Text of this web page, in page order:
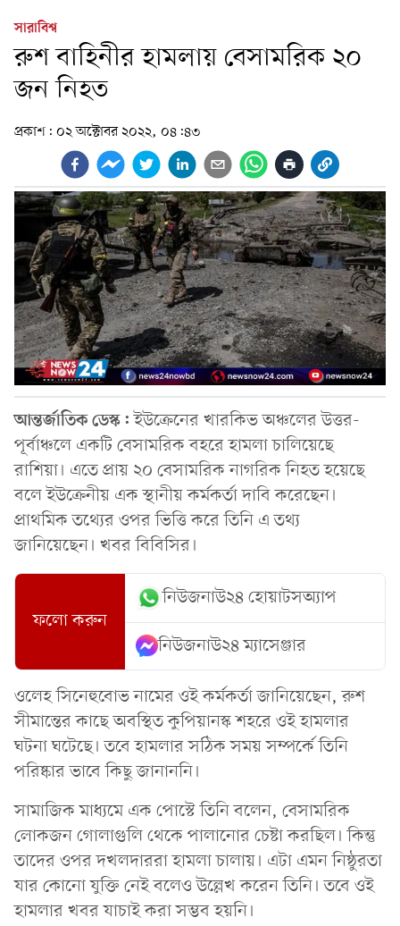
সারাবিশ্ব
রুশ বাহিনীর হামলায় বেসামরিক ২০
জন নিহত
প্রকাশ: ০২ অক্টোবর ২০২২, ০৪:৪৩
আন্তর্জাতিক ডেস্ক:ইউক্রেনের খারকিভ অঞ্চলের উত্তর-
পূর্বাঞ্চলে একটি বেসামরিক বহরে হামলা চালিয়েছে
রাশিয়া। এতে প্রায় ২০ বেসামরিক নাগরিক নিহত হয়েছে
বলে ইউক্রেনীয় এক স্থানীয় কর্মকর্তা দাবি করেছেন।
প্রাথমিক তথ্যের ওপর ভিত্তি করে তিনি এ তথ্য
জানিয়েছেন। খবর বিবিসির।
ফলো করুন
নিউজনাউ২৪ হোয়াটসঅ্যাপ
নিউজনাউ২৪ ম্যাসেঞ্জার
ওলেহ সিনেহুবোভ নামের ওই কর্মকর্তা জানিয়েছেন, রুশ
সীমান্তের কাছে অবস্থিত কুপিয়ানস্ক শহরে ওই হামলার
ঘটনা ঘটেছে। তবে হামলার সঠিক সময় সম্পর্কে তিনি
পরিষ্কার ভাবে কিছু জানাননি।
সামাজিক মাধ্যমে এক পোস্টে তিনি বলেন, বেসামরিক
লোকজন গোলাগুলি থেকে পালানোর চেষ্টা করছিল। কিন্তু
তাদের ওপর দখলদাররা হামলা চালায়। এটা এমন নিষ্ঠুরতা
যার কোনো যুক্তি নেই বলেও উল্লেখ করেন তিনি। তবে ওই
হামলার খবর যাচাই করা সম্ভব হয়নি।